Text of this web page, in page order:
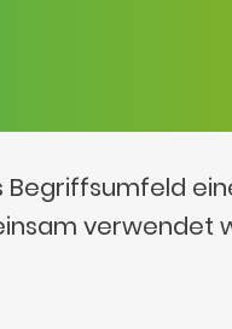
verwendet